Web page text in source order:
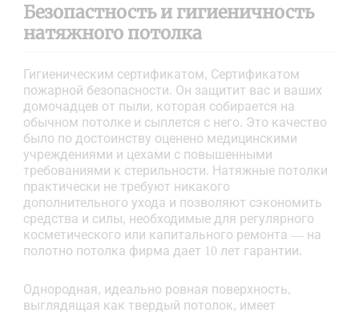
Безопастность и гигиеничность
натяжного потолка
Гигиеническим сертификатом, Сертификатом
пожарной безопасности. Он защитит вас и ваших
домочадцев от пыли, которая собирается на
обычном потолке и сыплется с него. Это качество
было по достоинству оценено медицинскими
учреждениями и цехами с повышенными
требованиями к стерильности. Натяжные потолки
практически не требуют никакого
дополнительного ухода и позволяют сэкономить
средства и силы, необходимые для регулярного
косметического или капитального ремонта — на
полотно потолка фирма дает 10 лет гарантии.
Однородная, идеально ровная поверхность,
выглядящая как твердый потолок, имеет